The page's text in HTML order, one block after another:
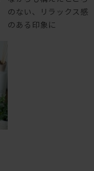
のない、リラックス感
のある印象に